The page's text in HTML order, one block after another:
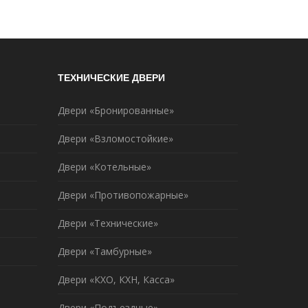
ТЕХНИЧЕСКИЕ ДВЕРИ
Двери «Бронированные»
Двери «Взломостойкие»
Двери «Котельные»
Двери «Противопожарные»
Двери «Технические»
Двери «Тамбурные»
Двери «КХО, КХН, Касса»